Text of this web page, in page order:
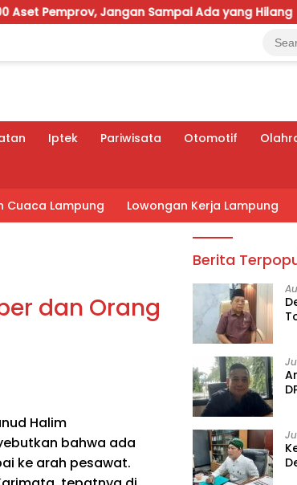
Jangan Sampai Ada yang Hilang Jejak
Iptek Pariwisata Otomotif
Cuaca Lampung Lowongan Kerja Lampung
dan Orang
Halim
bahwa ada
ke arah pesawat.
Berita